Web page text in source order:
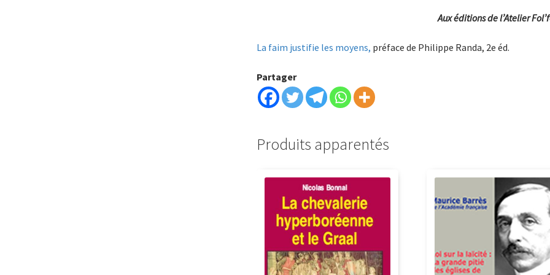
Aux éditions de l’Atelier
La faim justifie les moyens, préface de Philippe Randa, 2e éd.
Partager
Produits apparentés